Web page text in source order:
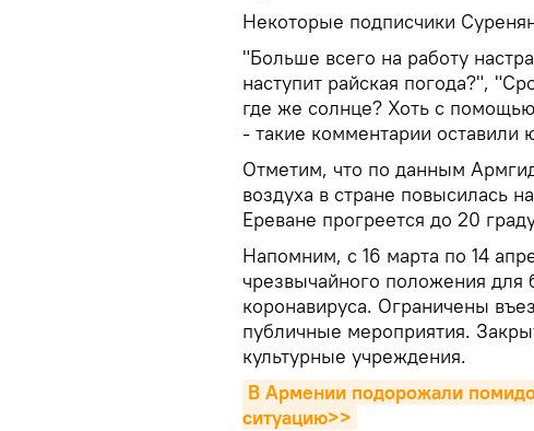
Некоторые подписчики
"Больше всего на работу
наступит райская погода?",
где же солнце? Хоть с
- такие комментарии оставили
Отметим, что по данным
воздуха в стране повысилась
Ереване прогреется до 20
Напомним, с 16 марта по 14
чрезвычайного положения для
коронавируса. Ограничены
публичные мероприятия.
культурные учреждения.
В Армении подорожали
ситуацию>>